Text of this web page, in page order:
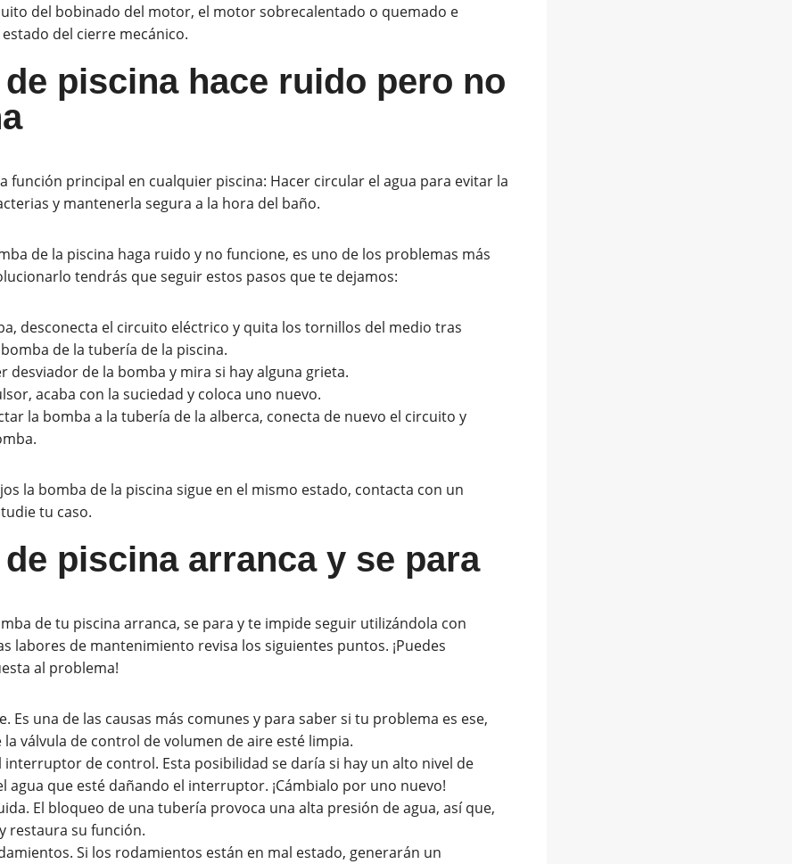
del bobinado del motor, el motor sobrecalentado o quemado e
del cierre mecánico.
piscina hace ruido pero no
función principal en cualquier piscina: Hacer circular el agua para evitar la
y mantenerla segura a la hora del baño.
de la piscina haga ruido y no funcione, es uno de los problemas más
tendrás que seguir estos pasos que te dejamos:
desconecta el circuito eléctrico y quita los tornillos del medio tras
de la tubería de la piscina.
desviador de la bomba y mira si hay alguna grieta.
acaba con la suciedad y coloca uno nuevo.
la bomba a la tubería de la alberca, conecta de nuevo el circuito y
la bomba de la piscina sigue en el mismo estado, contacta con un
tu caso.
piscina arranca y se para
de tu piscina arranca, se para y te impide seguir utilizándola con
labores de mantenimiento revisa los siguientes puntos. ¡Puedes
al problema!
Es una de las causas más comunes y para saber si tu problema es ese,
válvula de control de volumen de aire esté limpia.
interruptor de control. Esta posibilidad se daría si hay un alto nivel de
agua que esté dañando el interruptor. ¡Cámbialo por uno nuevo!
El bloqueo de una tubería provoca una alta presión de agua, así que,
restaura su función.
Si los rodamientos están en mal estado, generarán un